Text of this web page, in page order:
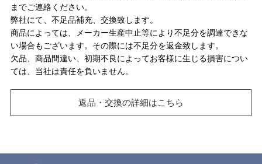
までご連絡ください。
弊社にて、不足品補充、交換致します。
商品によっては、メーカー生産中止等により不足分を調達できな
い場合もございます。その際には不足分を返金致します。
欠品、商品間違い、初期不良によってお客様に生じる損害につい
ては、当社は責任を負いません。
返品・交換の詳細はこちら